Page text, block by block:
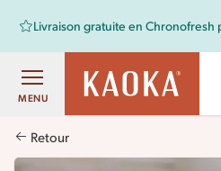
Livraison gratuite en
MENU
Retour